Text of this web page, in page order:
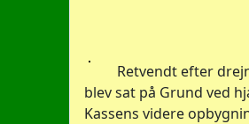
Retvendt efter
blev sat på Grund ved
Kassens videre